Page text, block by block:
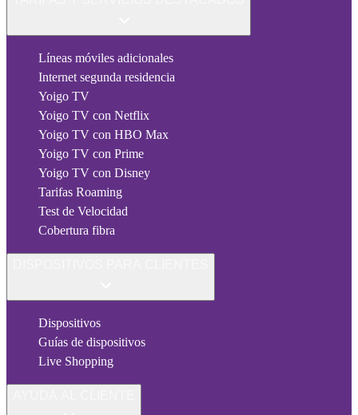
Líneas móviles adicionales
Internet segunda residencia
Yoigo TV
Yoigo TV con Netflix
Yoigo TV con HBO Max
Yoigo TV con Prime
Yoigo TV con Disney
Tarifas Roaming
Test de Velocidad
Cobertura fibra
Dispositivos
Guías de dispositivos
Live Shopping